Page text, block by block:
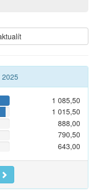
1 085,50
1 015,50
888,00
790,50
643,00